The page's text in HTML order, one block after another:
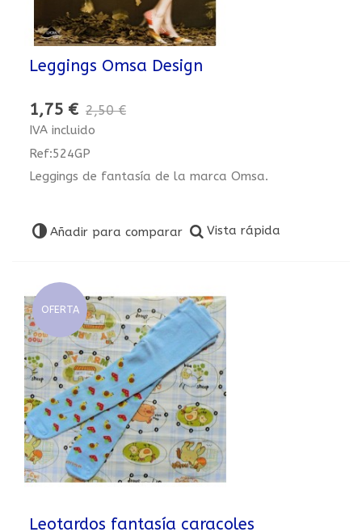
Leggings Omsa Design
1,75 € 2,50 €
IVA incluido
Ref:524GP
Leggings de fantasía de la marca Omsa.
Añadir para comparar Vista rápida
OFERTA
Leotardos fantasía caracoles